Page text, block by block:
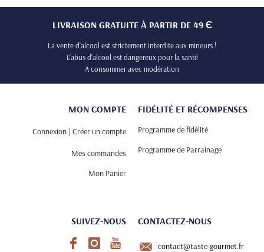
LIVRAISON GRATUITE À PARTIR DE 49 Є
La vente d’alcool est strictement interdite aux mineurs !
L’abus d’alcool est dangereux pour la santé
A consommer avec modération
MON COMPTE
Connexion | Créer un compte
Mes commandes
Mon Panier
FIDÉLITÉ ET RÉCOMPENSES
Programme de fidélité
Programme de Parrainage
SUIVEZ-NOUS CONTACTEZ-NOUS
contact@taste-gourmet.fr